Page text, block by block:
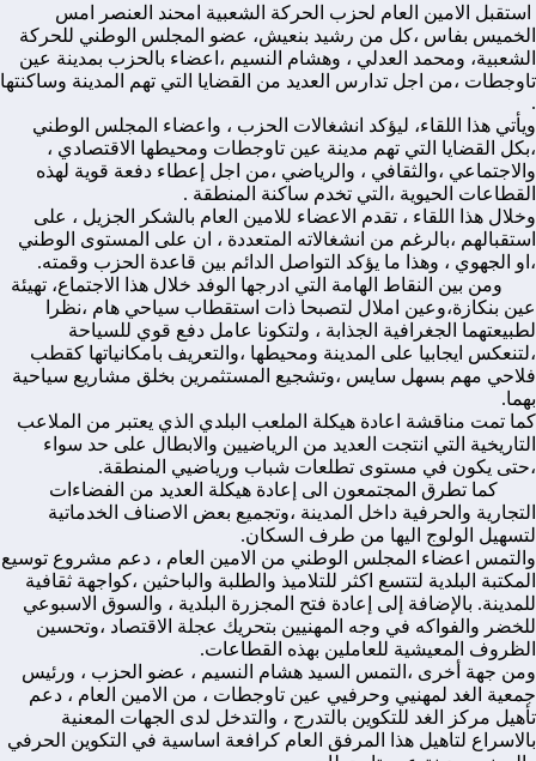
استقبل الامين العام لحزب الحركة الشعبية امحند العنصر امس
الخميس بفاس ،كل من رشيد بنعيش، عضو المجلس الوطني للحركة
الشعبية، ومحمد العدلي ، وهشام النسيم ،اعضاء بالحزب بمدينة عين
تاوجطات ،من اجل تدارس العديد من القضايا التي تهم المدينة وساكنتها
.
ويأتي هذا اللقاء، ليؤكد انشغالات الحزب ، واعضاء المجلس الوطني
،بكل القضايا التي تهم مدينة عين تاوجطات ومحيطها الاقتصادي ،
والاجتماعي ،والثقافي ، والرياضي ،من اجل إعطاء دفعة قوية لهذه
القطاعات الحيوية ،التي تخدم ساكنة المنطقة .
وخلال هذا اللقاء ، تقدم الاعضاء للامين العام بالشكر الجزيل ، على
استقبالهم ،بالرغم من انشغالاته المتعددة ، ان على المستوى الوطني
،او الجهوي ، وهذا ما يؤكد التواصل الدائم بين قاعدة الحزب وقمته.
ومن بين النقاط الهامة التي ادرجها الوفد خلال هذا الاجتماع، تهيئة
عين بنكازة،وعين املال لتصبحا ذات استقطاب سياحي هام ،نظرا
لطبيعتهما الجغرافية الجذابة ، ولتكونا عامل دفع قوي للسياحة
،لتنعكس ايجابيا على المدينة ومحيطها ،والتعريف بامكانياتها كقطب
فلاحي مهم بسهل سايس ،وتشجيع المستثمرين بخلق مشاريع سياحية
بهما.
كما تمت مناقشة اعادة هيكلة الملعب البلدي الذي يعتبر من الملاعب
التاريخية التي انتجت العديد من الرياضيين والابطال على حد سواء
،حتى يكون في مستوى تطلعات شباب ورياضيي المنطقة.
كما تطرق المجتمعون الى إعادة هيكلة العديد من الفضاءات
التجارية والحرفية داخل المدينة ،وتجميع بعض الاصناف الخدماتية
لتسهيل الولوج اليها من طرف السكان.
والتمس اعضاء المجلس الوطني من الامين العام ، دعم مشروع توسيع
المكتبة البلدية لتتسع اكثر للتلاميذ والطلبة والباحثين ،كواجهة ثقافية
للمدينة. بالإضافة إلى إعادة فتح المجزرة البلدية ، والسوق الاسبوعي
للخضر والفواكه في وجه المهنيين بتحريك عجلة الاقتصاد ،وتحسين
الظروف المعيشية للعاملين بهذه القطاعات.
ومن جهة أخرى ،التمس السيد هشام النسيم ، عضو الحزب ، ورئيس
جمعية الغد لمهنيي وحرفيي عين تاوجطات ، من الامين العام ، دعم
تأهيل مركز الغد للتكوين بالتدرج ، والتدخل لدى الجهات المعنية
بالاسراع لتاهيل هذا المرفق العام كرافعة اساسية في التكوين الحرفي